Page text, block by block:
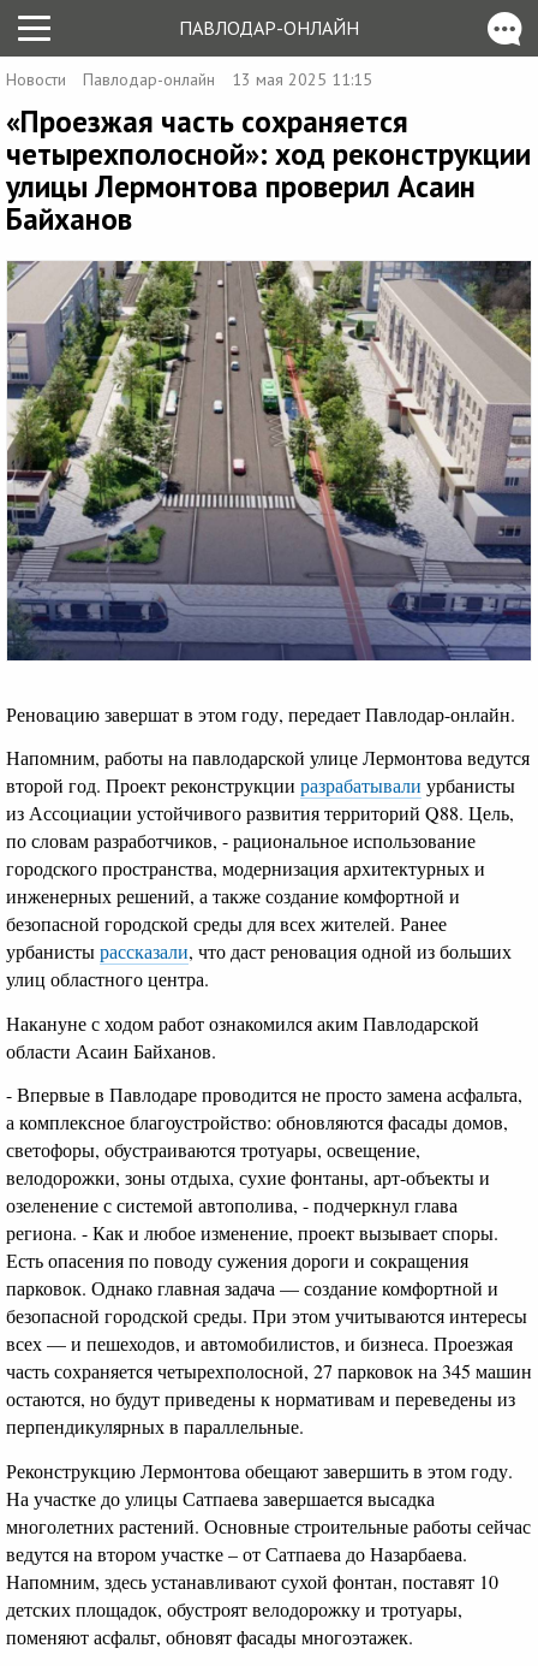
ПАВЛОДАР-ОНЛАЙН
Новости Павлодар-онлайн 13 мая 2025 11:15
«Проезжая часть сохраняется
четырехполосной»: ход реконструкции
улицы Лермонтова проверил Асаин
Байханов
Реновацию завершат в этом году, передает Павлодар-онлайн.
Напомним, работы на павлодарской улице Лермонтова ведутся
второй год. Проект реконструкции разрабатывали урбанисты
из Ассоциации устойчивого развития территорий Q88. Цель,
по словам разработчиков, - рациональное использование
городского пространства, модернизация архитектурных и
инженерных решений, а также создание комфортной и
безопасной городской среды для всех жителей. Ранее
урбанистырассказали, что даст реновация одной из больших
улиц областного центра.
Накануне с ходом работ ознакомился аким Павлодарской
области Асаин Байханов.
- Впервые в Павлодаре проводится не просто замена асфальта,
а комплексное благоустройство: обновляются фасады домов,
светофоры, обустраиваются тротуары, освещение,
велодорожки, зоны отдыха, сухие фонтаны, арт-объекты и
озеленение с системой автополива, - подчеркнул глава
региона. - Как и любое изменение, проект вызывает споры.
Есть опасения по поводу сужения дороги и сокращения
парковок. Однако главная задача — создание комфортной и
безопасной городской среды. При этом учитываются интересы
всех — и пешеходов, и автомобилистов, и бизнеса. Проезжая
часть сохраняется четырехполосной, 27 парковок на 345 машин
остаются, но будут приведены к нормативам и переведены из
перпендикулярных в параллельные.
Реконструкцию Лермонтова обещают завершить в этом году.
На участке до улицы Сатпаева завершается высадка
многолетних растений. Основные строительные работы сейчас
ведутся на втором участке – от Сатпаева до Назарбаева.
Напомним, здесь устанавливают сухой фонтан, поставят 10
детских площадок, обустроят велодорожку и тротуары,
поменяют асфальт, обновят фасады многоэтажек.